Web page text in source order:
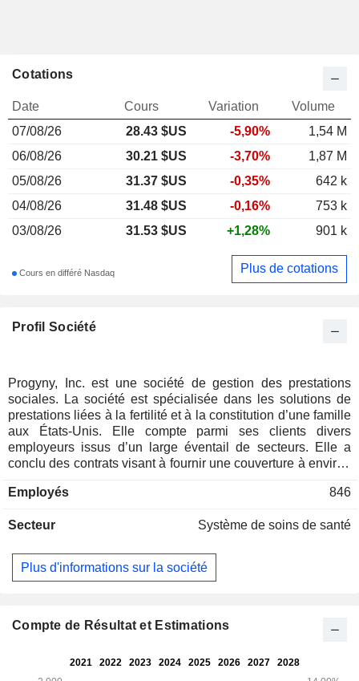
Profil Société
Progyny, Inc. est une société de gestion des prestations
sociales. La société est spécialisée dans les solutions de
prestations liées à la fertilité et à la constitution d’une famille
aux États-Unis. Elle compte parmi ses clients divers
employeurs issus d’un large éventail de secteurs. Elle a
conclu des contrats visant à fournir une couverture à environ
membres »). La société propose ses prestations par le biais
Cycles » comprennent les services médicaux nécessaires
compris tous les examens diagnostiques requis et l’accès à
la technologie. Outre sa solution de prestations en matière
peuvent ajouter à leur couverture. Progyny Rx permet à ses
de leur traitement de fertilité. Elle propose des services de
Employés 846
Secteur Système de soins de santé
Plus d'informations sur la société
Cotations
Date Cours Variation
Volume
07/08/26
28.43 $US -5,90%
1,54 M
06/08/26
30.21 $US -3,70%
1,87 M
05/08/26
31.37 $US -0,35%
642 k
04/08/26
31.48 $US -0,16%
753 k
03/08/26
31.53 $US +1,28% 901 k
Cours en différé Nasdaq Plus de cotations
Compte de Résultat et Estimations